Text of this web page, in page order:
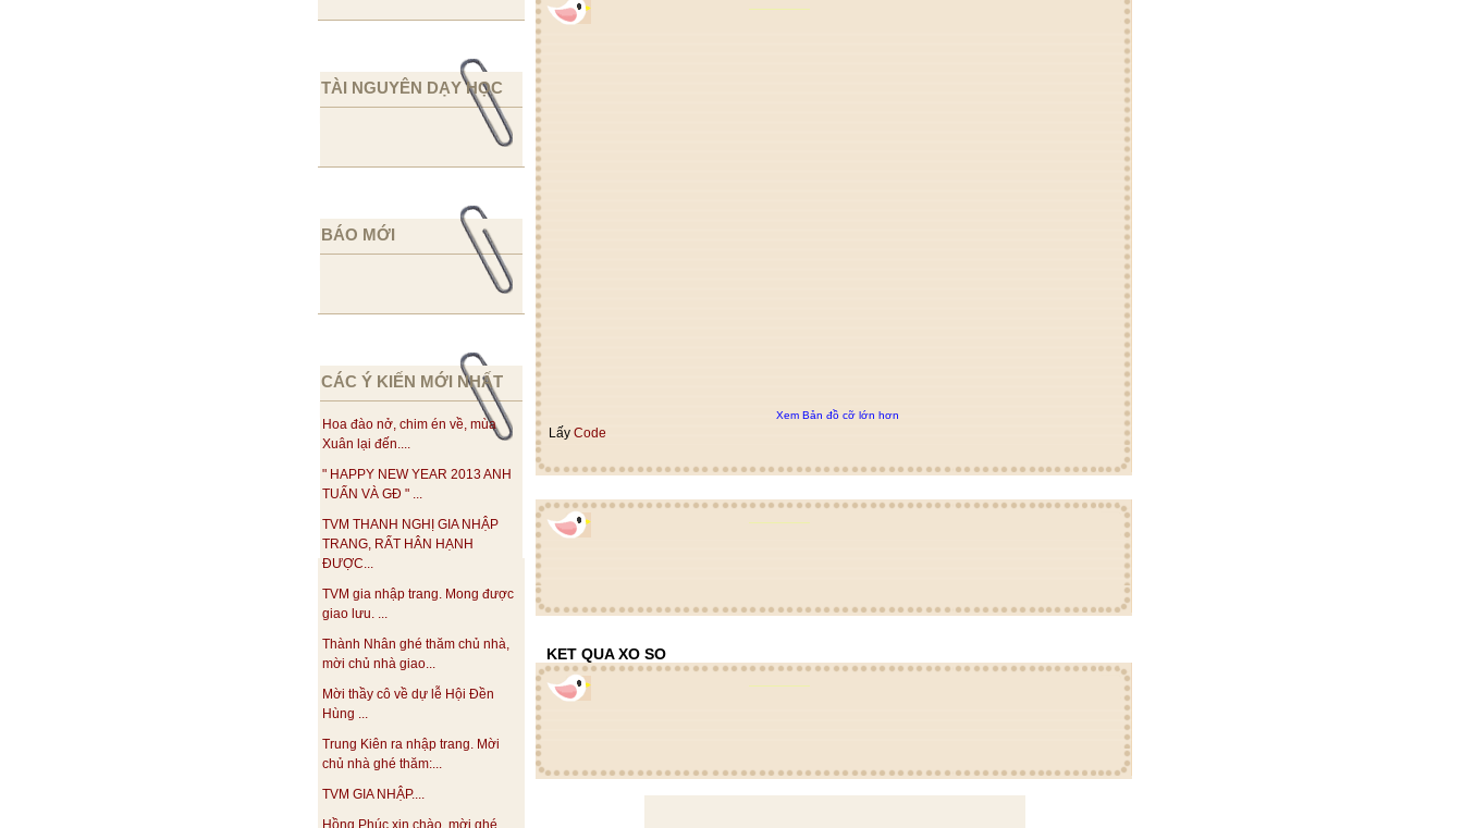
TÀI NGUYÊN DẠY HỌC
BÁO MỚI
CÁC Ý KIẾN MỚI NHẤT
Hoa đào nở, chim én về, mùa
Xuân lại đến....
" HAPPY NEW YEAR 2013 ANH
TUẤN VÀ GĐ " ...
TVM THANH NGHỊ GIA NHẬP
TRANG, RẤT HÂN HẠNH
ĐƯỢC...
TVM gia nhập trang. Mong được
giao lưu. ...
Thành Nhân ghé thăm chủ nhà,
mời chủ nhà giao...
Mời thầy cô về dự lễ Hội Đền
Hùng ...
Trung Kiên ra nhập trang. Mời
chủ nhà ghé thăm:...
TVM GIA NHẬP....
Xem Bản đồ cỡ lớn hơn
Lấy Code
KET QUA XO SO